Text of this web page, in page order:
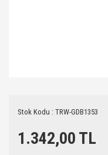
Stok Kodu : TRW-GDB1353
1.342,00 TL